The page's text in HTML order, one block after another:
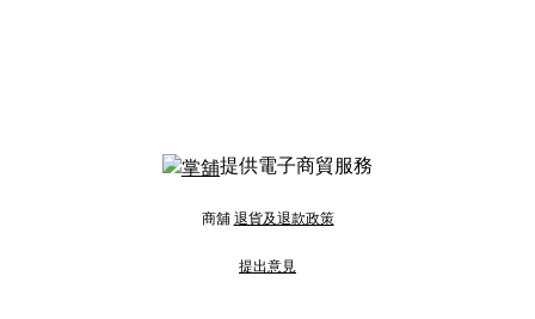
提供電子商貿服務
商舖 退貨及退款政策
提出意見